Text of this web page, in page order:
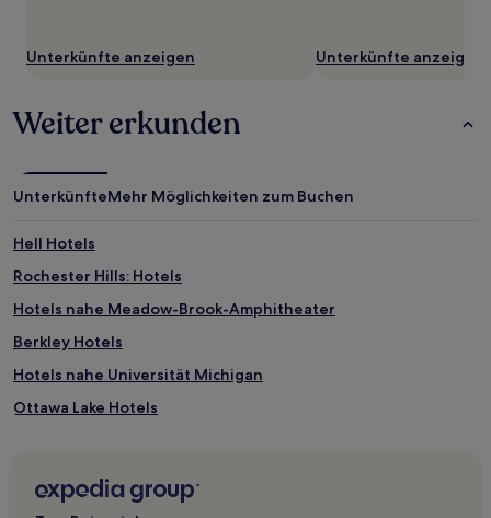
Unterkünfte anzeigen Unterkünfte anzeigen
Weiter erkunden
UnterkünfteMehr Möglichkeiten zum Buchen
Hell Hotels
Rochester Hills: Hotels
Hotels nahe Meadow-Brook-Amphitheater
Berkley Hotels
Hotels nahe Universität Michigan
Ottawa Lake Hotels
Petersburg Hotels